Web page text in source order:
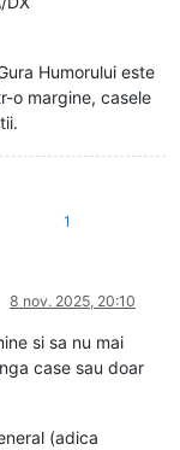
Humorului este
o margine, casele
1
8 nov. 2025, 20:10
si sa nu mai
case sau doar
(adica